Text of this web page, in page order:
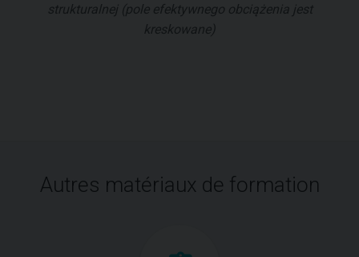
strukturalnej (pole efektywnego obciążenia jest
kreskowane)
Autres matériaux de formation